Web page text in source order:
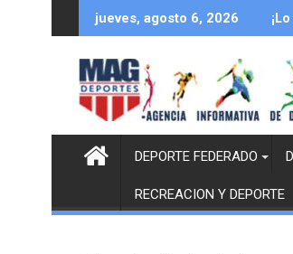
al
jueves, agosto 6, 2026
DEPORTE FEDERADO
RECREACION Y DEPORTE